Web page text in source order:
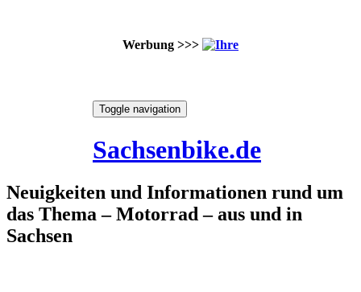
Werbung >>>
Toggle navigation
Sachsenbike.de
Neuigkeiten und Informationen rund um
das Thema – Motorrad – aus und in
Sachsen